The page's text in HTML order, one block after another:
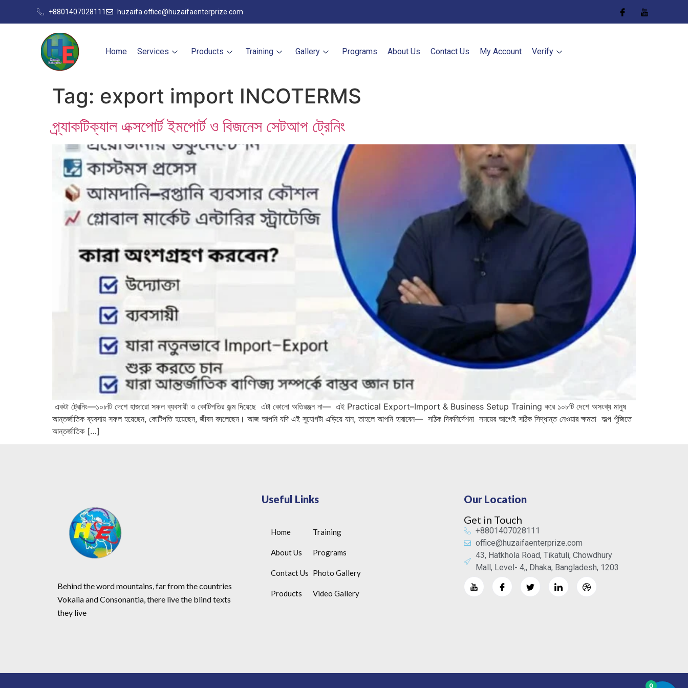
+8801407028111 huzaifa.office@huzaifaenterprize.com
Home Services Products Training Gallery Programs About Us Contact Us My Account Verify
Tag: export import INCOTERMS
প্র্যাকটিক্যাল এক্সপোর্ট ইমপোর্ট ও বিজনেস সেটআপ ট্রেনিং
একটা ট্রেনিং—১০৮টি দেশে হাজারো সফল ব্যবসায়ী ও কোটিপতির জন্ম দিয়েছে এটা কোনো অতিরঞ্জন না— এই Practical Export–Import & Business Setup Training করে ১০৮টি দেশে অসংখ্য মানুষ
আন্তর্জাতিক ব্যবসায় সফল হয়েছেন, কোটিপতি হয়েছেন, জীবন বদলেছেন। আজ আপনি যদি এই সুযোগটা এড়িয়ে যান, তাহলে আপনি হারাবেন— সঠিক দিকনির্দেশনা সময়ের আগেই সঠিক সিদ্ধান্ত নেওয়ার ক্ষমতা অল্প পুঁজিতে
আন্তর্জাতিক […]
Behind the word mountains, far from the countries
Vokalia and Consonantia, there live the blind texts
they live
Useful Links
Home
About Us
Contact Us
Products
Training
Programs
Photo Gallery
Video Gallery
Our Location
Get in Touch
+8801407028111
office@huzaifaenterprize.com
43, Hatkhola Road, Tikatuli, Chowdhury
Mall, Level- 4,, Dhaka, Bangladesh, 1203
0